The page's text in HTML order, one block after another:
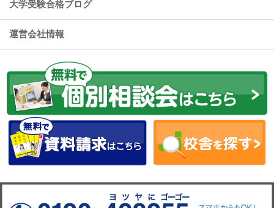
大学受験合格ブログ
運営会社情報